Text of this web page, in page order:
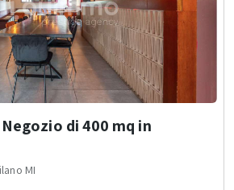
di 400 mq in
MI